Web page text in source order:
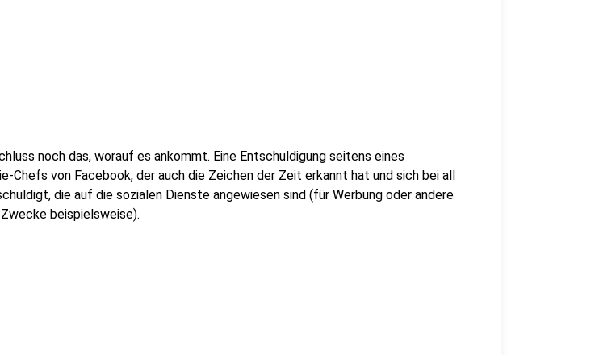
noch das, worauf es ankommt. Eine Entschuldigung seitens eines
Chefs von Facebook, der auch die Zeichen der Zeit erkannt hat und sich bei all
die auf die sozialen Dienste angewiesen sind (für Werbung oder andere
beispielsweise).